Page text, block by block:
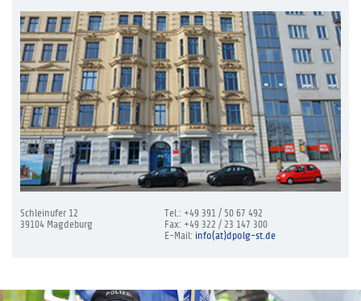
Schleinufer 12
39104 Magdeburg
Tel.: +49 391 / 50 67 492
Fax: +49 322 / 23 147 300
E-Mail: info(at)dpolg-st.de